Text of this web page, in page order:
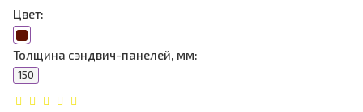
Цвет:
Толщина сэндвич-панелей, мм:
150